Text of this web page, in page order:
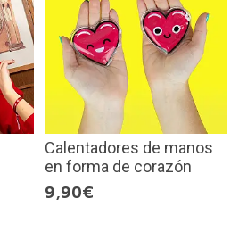
Calentadores de manos
en forma de corazón
9,90€